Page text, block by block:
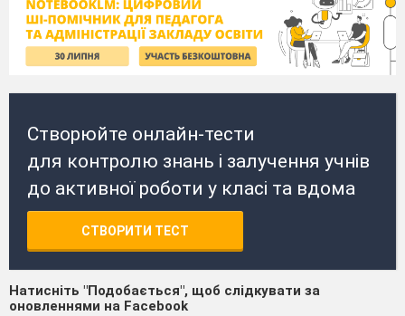
Створюйте онлайн-тести
для контролю знань і залучення учнів
до активної роботи у класі та вдома
СТВОРИТИ ТЕСТ
Натисніть "Подобається", щоб слідкувати за
оновленнями на Facebook